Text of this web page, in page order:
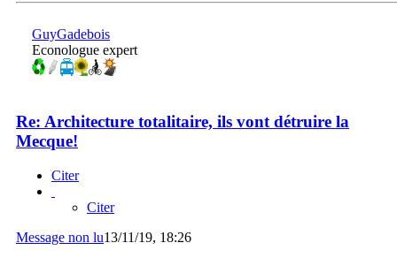
GuyGadebois
Econologue expert
Re: Architecture totalitaire, ils vont détruire la
Mecque!
Citer
Citer
Message non lu13/11/19, 18:26